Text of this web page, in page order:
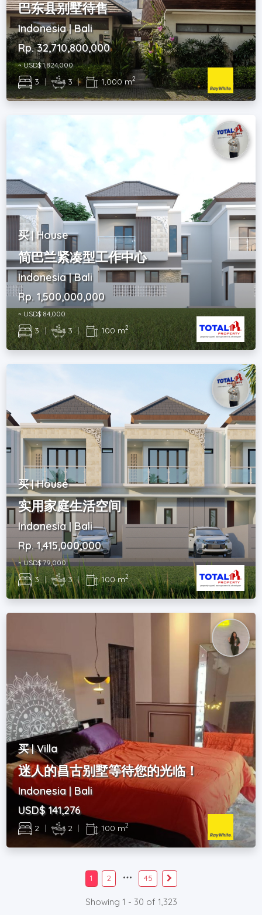
巴东县别墅待售
Indonesia | Bali
Rp. 32,710,800,000
~ USD$ 1,824,000
3 | 3 | 1,000 m2
买 | House
简巴兰紧凑型工作中心
Indonesia | Bali
Rp. 1,500,000,000
~ USD$ 84,000
3 | 3 | 100 m2
买 | House
实用家庭生活空间
Indonesia | Bali
Rp. 1,415,000,000
~ USD$ 79,000
3 | 3 | 100 m2
买 | Villa
迷人的昌古别墅等待您的光临！
Indonesia | Bali
USD$ 141,276
2 | 2 | 100 m2
1 2 45
Showing 1 - 30 of 1,323